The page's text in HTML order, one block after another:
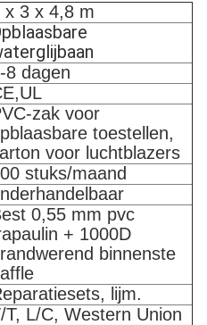
x 3 x 4,8 m
8 dagen
zak voor
toestellen,
voor luchtblazers
stuks/maand
0,55 mm pvc
+ 1000D
binnenste
lijm.
T, L/C, Western Union